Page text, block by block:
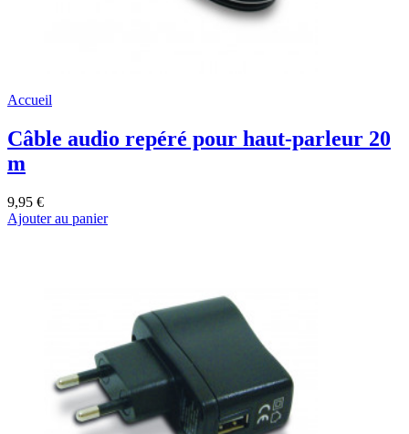
Accueil
Câble audio repéré pour haut-parleur 20
m
9,95 €
Ajouter au panier